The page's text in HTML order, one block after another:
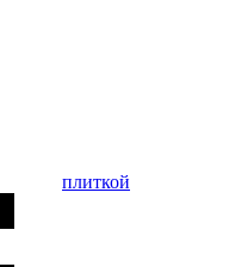
плиткой